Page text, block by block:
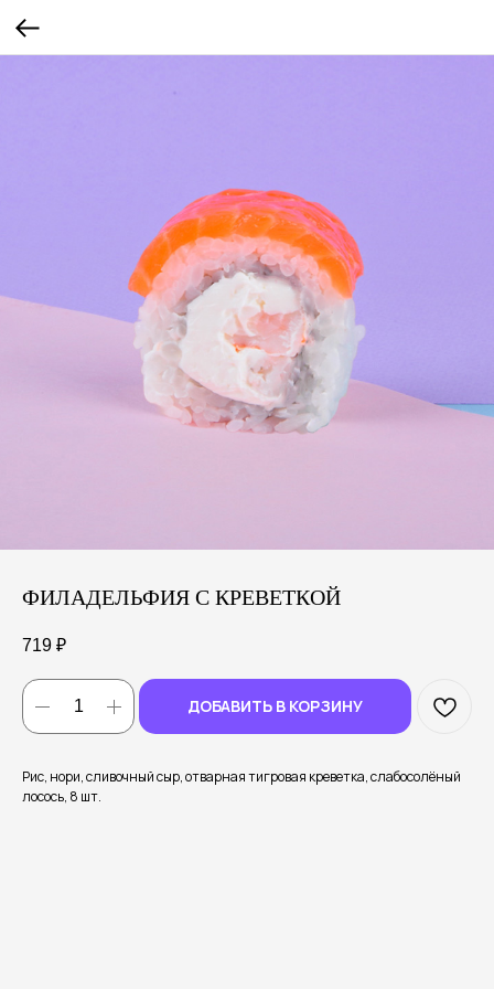
ФИЛАДЕЛЬФИЯ С КРЕВЕТКОЙ
719 ₽
ДОБАВИТЬ В КОРЗИНУ
Рис, нори, сливочный сыр, отварная тигровая креветка, слабосолёный
лосось, 8 шт.